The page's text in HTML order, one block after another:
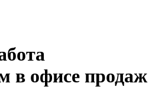
в офисе продаж